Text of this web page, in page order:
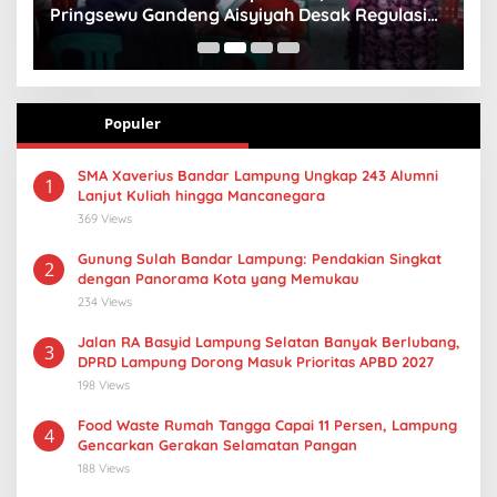
Pringsewu Gandeng Aisyiyah Desak Regulasi
Gizi Anak
Populer
1
SMA Xaverius Bandar Lampung Ungkap 243 Alumni
Lanjut Kuliah hingga Mancanegara
369 Views
2
Gunung Sulah Bandar Lampung: Pendakian Singkat
dengan Panorama Kota yang Memukau
234 Views
3
Jalan RA Basyid Lampung Selatan Banyak Berlubang,
DPRD Lampung Dorong Masuk Prioritas APBD 2027
198 Views
4
Food Waste Rumah Tangga Capai 11 Persen, Lampung
Gencarkan Gerakan Selamatan Pangan
188 Views